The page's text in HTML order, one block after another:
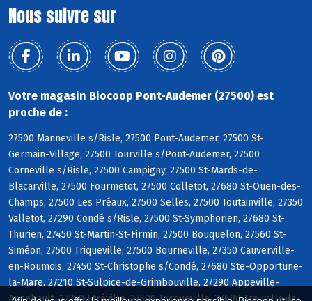
Nous suivre sur
Votre magasin Biocoop Pont-Audemer (27500) est
proche de :
27500 Manneville s/Risle, 27500 Pont-Audemer, 27500 St-
Germain-Village, 27500 Tourville s/Pont-Audemer, 27500
Corneville s/Risle, 27500 Campigny, 27500 St-Mards-de-
Blacarville, 27500 Fourmetot, 27500 Colletot, 27680 St-Ouen-des-
Champs, 27500 Les Préaux, 27500 Selles, 27500 Toutainville, 27350
Valletot, 27290 Condé s/Risle, 27500 St-Symphorien, 27680 St-
Thurien, 27450 St-Martin-St-Firmin, 27500 Bouquelon, 27560 St-
Siméon, 27500 Triqueville, 27500 Bourneville, 27350 Cauverville-
en-Roumois, 27450 St-Christophe s/Condé, 27680 Ste-Opportune-
la-Mare, 27210 St-Sulpice-de-Grimbouville, 27290 Appeville-